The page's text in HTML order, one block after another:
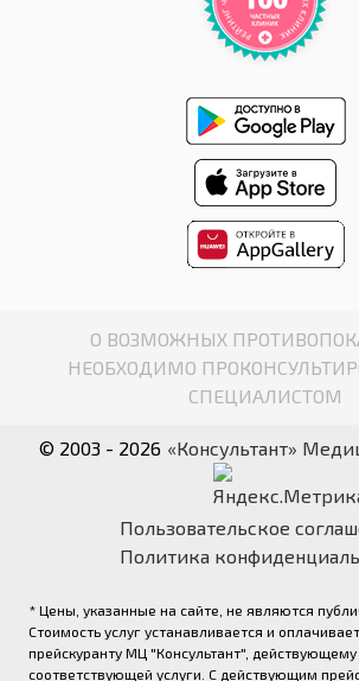
О ВОЗМОЖНЫХ
НЕОБХОДИМО
СПЕЦИАЛИСТОМ
© 2003 - 2026 «Консультант»
Пользовательское
Политика
* Цены, указанные на сайте, не являются
Стоимость услуг устанавливается и
прейскуранту МЦ "Консультант",
соответствующей услуги. С действующим